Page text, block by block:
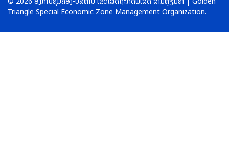
Triangle Special Economic Zone Management Organization.